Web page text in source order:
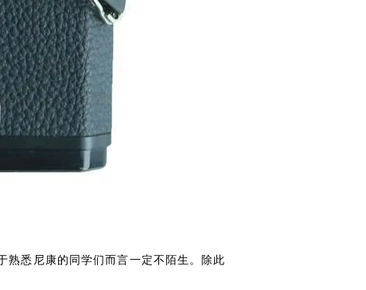
熟悉尼康的同学们而言一定不陌生。除此